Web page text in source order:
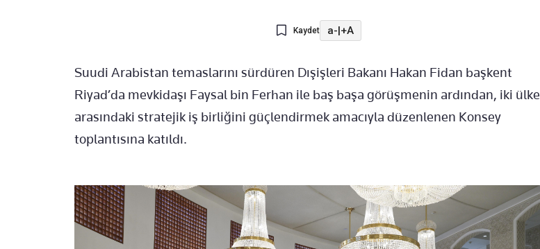
Kaydet a-|+A
Suudi Arabistan temaslarını sürdüren Dışişleri Bakanı Hakan Fidan başkent
Riyad’da mevkidaşı Faysal bin Ferhan ile baş başa görüşmenin ardından, iki ülke
arasındaki stratejik iş birliğini güçlendirmek amacıyla düzenlenen Konsey
toplantısına katıldı.